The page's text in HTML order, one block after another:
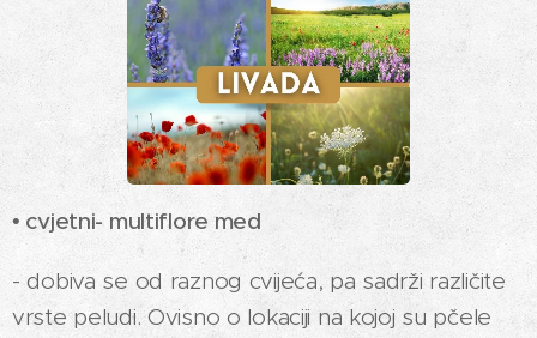
• cvjetni- multiflore med
- dobiva se od raznog cvijeća, pa sadrži različite
vrste peludi. Ovisno o lokaciji na kojoj su pčele